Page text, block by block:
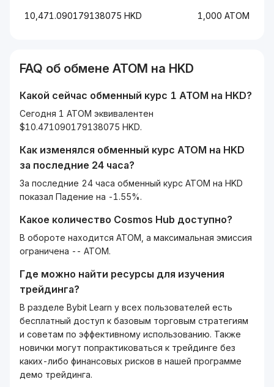
10,471.090179138075 HKD 1,000 ATOM
FAQ об обмене ATOM на HKD
Какой сейчас обменный курс 1 ATOM на HKD?
Сегодня 1 ATOM эквивалентен
$10.471090179138075 HKD.
Как изменялся обменный курс ATOM на HKD
за последние 24 часа?
За последние 24 часа обменный курс ATOM на HKD
показал Падение на -1.55%.
Какое количество Cosmos Hub доступно?
В обороте находится ATOM, а максимальная эмиссия
ограничена -- ATOM.
Где можно найти ресурсы для изучения
трейдинга?
В разделе Bybit Learn у всех пользователей есть
бесплатный доступ к базовым торговым стратегиям
и советам по эффективному использованию. Также
новички могут попрактиковаться к трейдинге без
каких-либо финансовых рисков в нашей программе
демо трейдинга.